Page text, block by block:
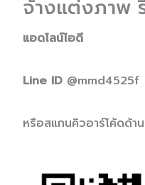
จ้างแต่งภาพ
แอดไลน์ไอดี
Line ID @mmd4525f
หรือสแกนคิวอาร์โค้ดด้า